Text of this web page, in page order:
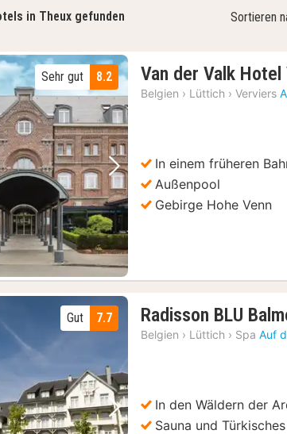
in Theux gefunden Sortieren
Bild Nächstes Bild
8.2
Sehr gut Van der Valk
Belgien › Lüttich › Verviers
In einem früheren
Außenpool
Gebirge Hohe Venn
Bild Nächstes Bild
7.7
Gut Radisson BLU
Belgien › Lüttich › Spa Auf
In den Wäldern der
Sauna und